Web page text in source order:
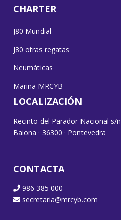
CHARTER
J80 Mundial
J80 otras regatas
Neumáticas
Marina MRCYB
LOCALIZACIÓN
Recinto del Parador Nacional s/n
Baiona · 36300 · Pontevedra
CONTACTA
986 385 000
secretaria@mrcyb.com